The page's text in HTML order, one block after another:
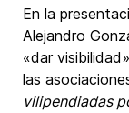
En la
Alejandro
«dar
las
vilipendiadas